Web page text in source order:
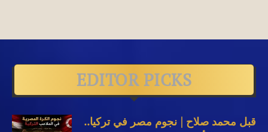
EDITOR PICKS
قبل محمد صلاح | نجوم مصر في تركيا..